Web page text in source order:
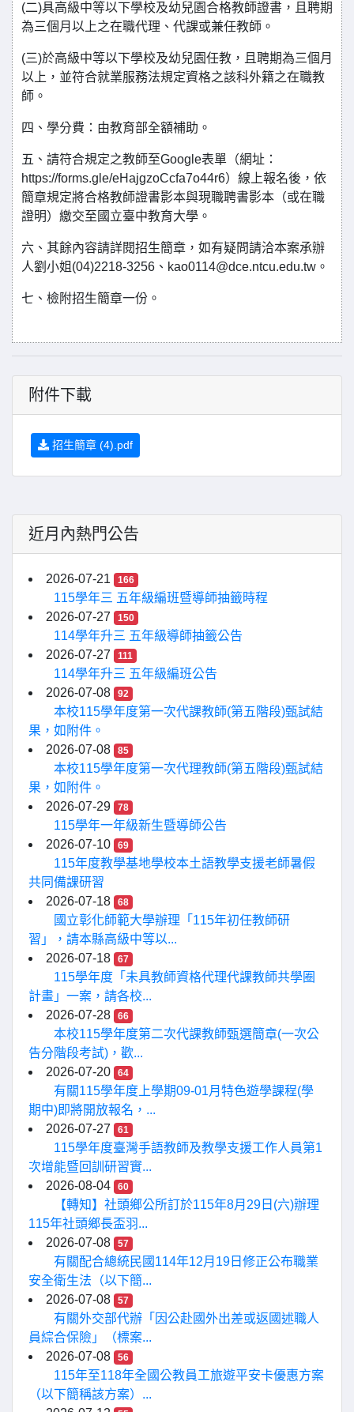
(二)具高級中等以下學校及幼兒園合格教師證書，且聘期
為三個月以上之在職代理、代課或兼任教師。
(三)於高級中等以下學校及幼兒園任教，且聘期為三個月
以上，並符合就業服務法規定資格之該科外籍之在職教
師。
四、學分費：由教育部全額補助。
五、請符合規定之教師至Google表單（網址：
https://forms.gle/eHajgzoCcfa7o44r6）線上報名後，依
簡章規定將合格教師證書影本與現職聘書影本（或在職
證明）繳交至國立臺中教育大學。
六、其餘內容請詳閱招生簡章，如有疑問請洽本案承辦
人劉小姐(04)2218-3256、kao0114@dce.ntcu.edu.tw。
七、檢附招生簡章一份。
附件下載
招生簡章 (4).pdf
近月內熱門公告
2026-07-21 166
115學年三 五年級編班暨導師抽籤時程
2026-07-27
150
114學年升三 五年級導師抽籤公告
2026-07-27
111
114學年升三 五年級編班公告
2026-07-08
92
本校115學年度第一次代課教師(第五階段)甄試結
果，如附件。
2026-07-08
85
本校115學年度第一次代理教師(第五階段)甄試結
果，如附件。
2026-07-29
78
115學年一年級新生暨導師公告
2026-07-10
69
115年度教學基地學校本土語教學支援老師暑假
共同備課研習
2026-07-18
68
國立彰化師範大學辦理「115年初任教師研
習」，請本縣高級中等以...
2026-07-18
67
115學年度「未具教師資格代理代課教師共學圈
計畫」一案，請各校...
2026-07-28
66
本校115學年度第二次代課教師甄選簡章(一次公
告分階段考試)，歡...
2026-07-20
64
有關115學年度上學期09-01月特色遊學課程(學
期中)即將開放報名，...
2026-07-27
61
115學年度臺灣手語教師及教學支援工作人員第1
次增能暨回訓研習實...
2026-08-04
60
【轉知】社頭鄉公所訂於115年8月29日(六)辦理
115年社頭鄉長盃羽...
2026-07-08
57
有關配合總統民國114年12月19日修正公布職業
安全衛生法（以下簡...
2026-07-08
57
有關外交部代辦「因公赴國外出差或返國述職人
員綜合保險」（標案...
2026-07-08
56
115年至118年全國公教員工旅遊平安卡優惠方案
（以下簡稱該方案）...